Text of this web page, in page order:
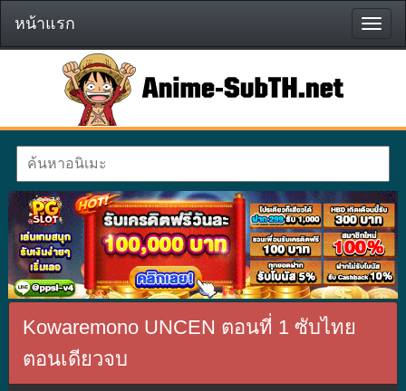
หน้า
แรก
หน้าแรก
Kowaremono UNCEN ตอนที่ 1 ซับไทย
ตอนเดียวจบ